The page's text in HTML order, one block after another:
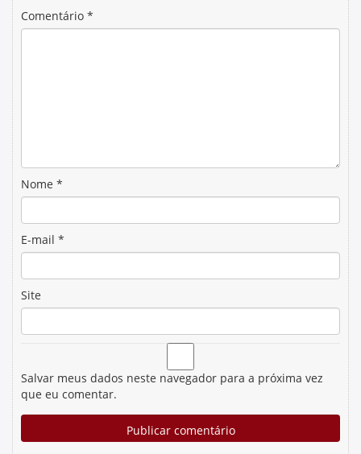
Comentário *
Nome *
E-mail *
Site
Salvar meus dados neste navegador para a próxima vez
que eu comentar.